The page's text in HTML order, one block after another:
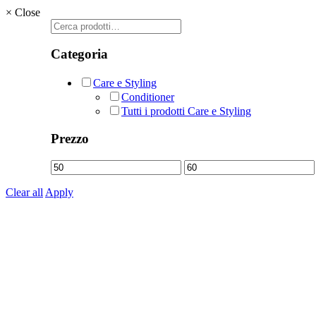
× Close
Cerca:
Categoria
Care e Styling
Conditioner
Tutti i prodotti Care e Styling
Prezzo
Prezzo
Min
Prezzo
Max
Clear all Apply